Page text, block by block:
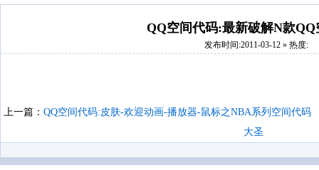
QQ空间代码:最新破解N款QQ
发布时间:2011-03-12 » 热度:
上一篇： QQ空间代码:皮肤-欢迎动画-播放器-鼠标之NBA系列空间代码
大圣